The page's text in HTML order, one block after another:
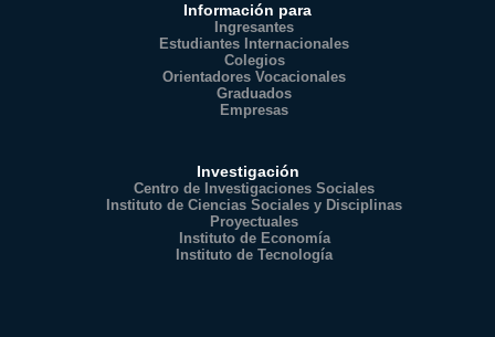
Información para
Ingresantes
Estudiantes Internacionales
Colegios
Orientadores Vocacionales
Graduados
Empresas
Investigación
Centro de Investigaciones Sociales
Instituto de Ciencias Sociales y Disciplinas
Proyectuales
Instituto de Economía
Instituto de Tecnología